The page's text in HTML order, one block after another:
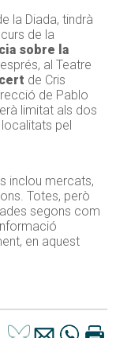
la Diada, tindrà
de la
sobre la
al Teatre
de Cris
de Pablo
limitat als dos
pel
inclou mercats,
Totes, però
segons com
en aquest